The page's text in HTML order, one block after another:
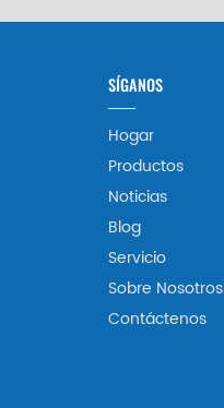
SÍGANOS
Hogar
Productos
Noticias
Blog
Servicio
Sobre Nosotros
Contáctenos